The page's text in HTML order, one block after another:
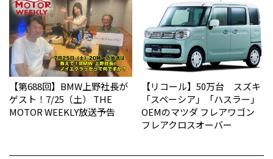
【第688回】BMW上野社長が
ゲスト！7/25（土） THE
MOTOR WEEKLY放送予告
【リコール】50万台 スズキ
「スペーシア」「ハスラー」
OEMのマツダ フレアワゴン
フレアクロスオーバー